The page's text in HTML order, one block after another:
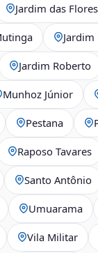
Jardim das Flores
Jardim Roberto
Munhoz Júnior
Pestana
Raposo Tavares
Santo Antônio
Umuarama
Vila Militar